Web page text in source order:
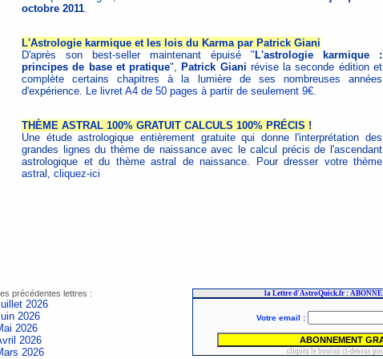
octobre 2011.
L'Astrologie karmique et les lois du Karma par Patrick Giani
D'après son best-seller maintenant épuisé " L'astrologie karmique :
principes de base et pratique", Patrick Giani révise la seconde édition et
complète certains chapitres à la lumière de ses nombreuses années
d'expérience. Le livret A4 de 50 pages à partir de seulement 9€.
THÈME ASTRAL 100% GRATUIT CALCULS 100% PRÉCIS !
Une étude astrologique entièrement gratuite qui donne l'interprétation des
grandes lignes du thème de naissance avec le calcul précis de l'ascendant
astrologique et du thème astral de naissance. Pour dresser votre thème
astral, cliquez-ici
précédentes lettres :
2026
2026
2026
2026
2026